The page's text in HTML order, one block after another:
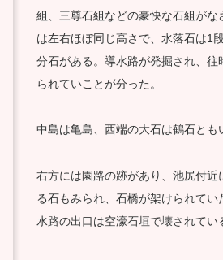
組、三尊石組などの豪快な石組がな
は左右ほぼ同じ高さで、水落石は1
分石がある。導水路が発掘され、往
られていことが分った。
中島は亀島、西端の大石は鶴石とも
右方には園路の跡があり、池尻付近
る石もみられ、石橋が架けられてい
水路の出口は空濠石垣で壊されてい